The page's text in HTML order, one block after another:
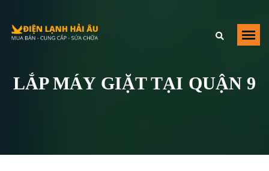
LẮP MÁY GIẶT TẠI QUẬN 9
Số 40 Đường Số 2, Trường Thọ
+84979209223